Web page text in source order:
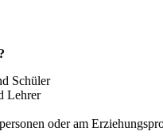
Schüler
Lehrer
oder am